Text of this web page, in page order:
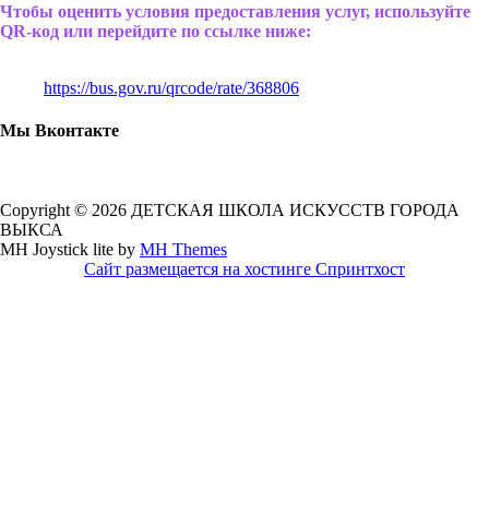
Чтобы оценить условия предоставления услуг, используйте
QR-код или перейдите по ссылке ниже:
https://bus.gov.ru/qrcode/rate/368806
Мы Вконтакте
Copyright © 2026 ДЕТСКАЯ ШКОЛА ИСКУССТВ ГОРОДА
ВЫКСА
MH Joystick lite by MH Themes
Сайт размещается на хостинге Спринтхост